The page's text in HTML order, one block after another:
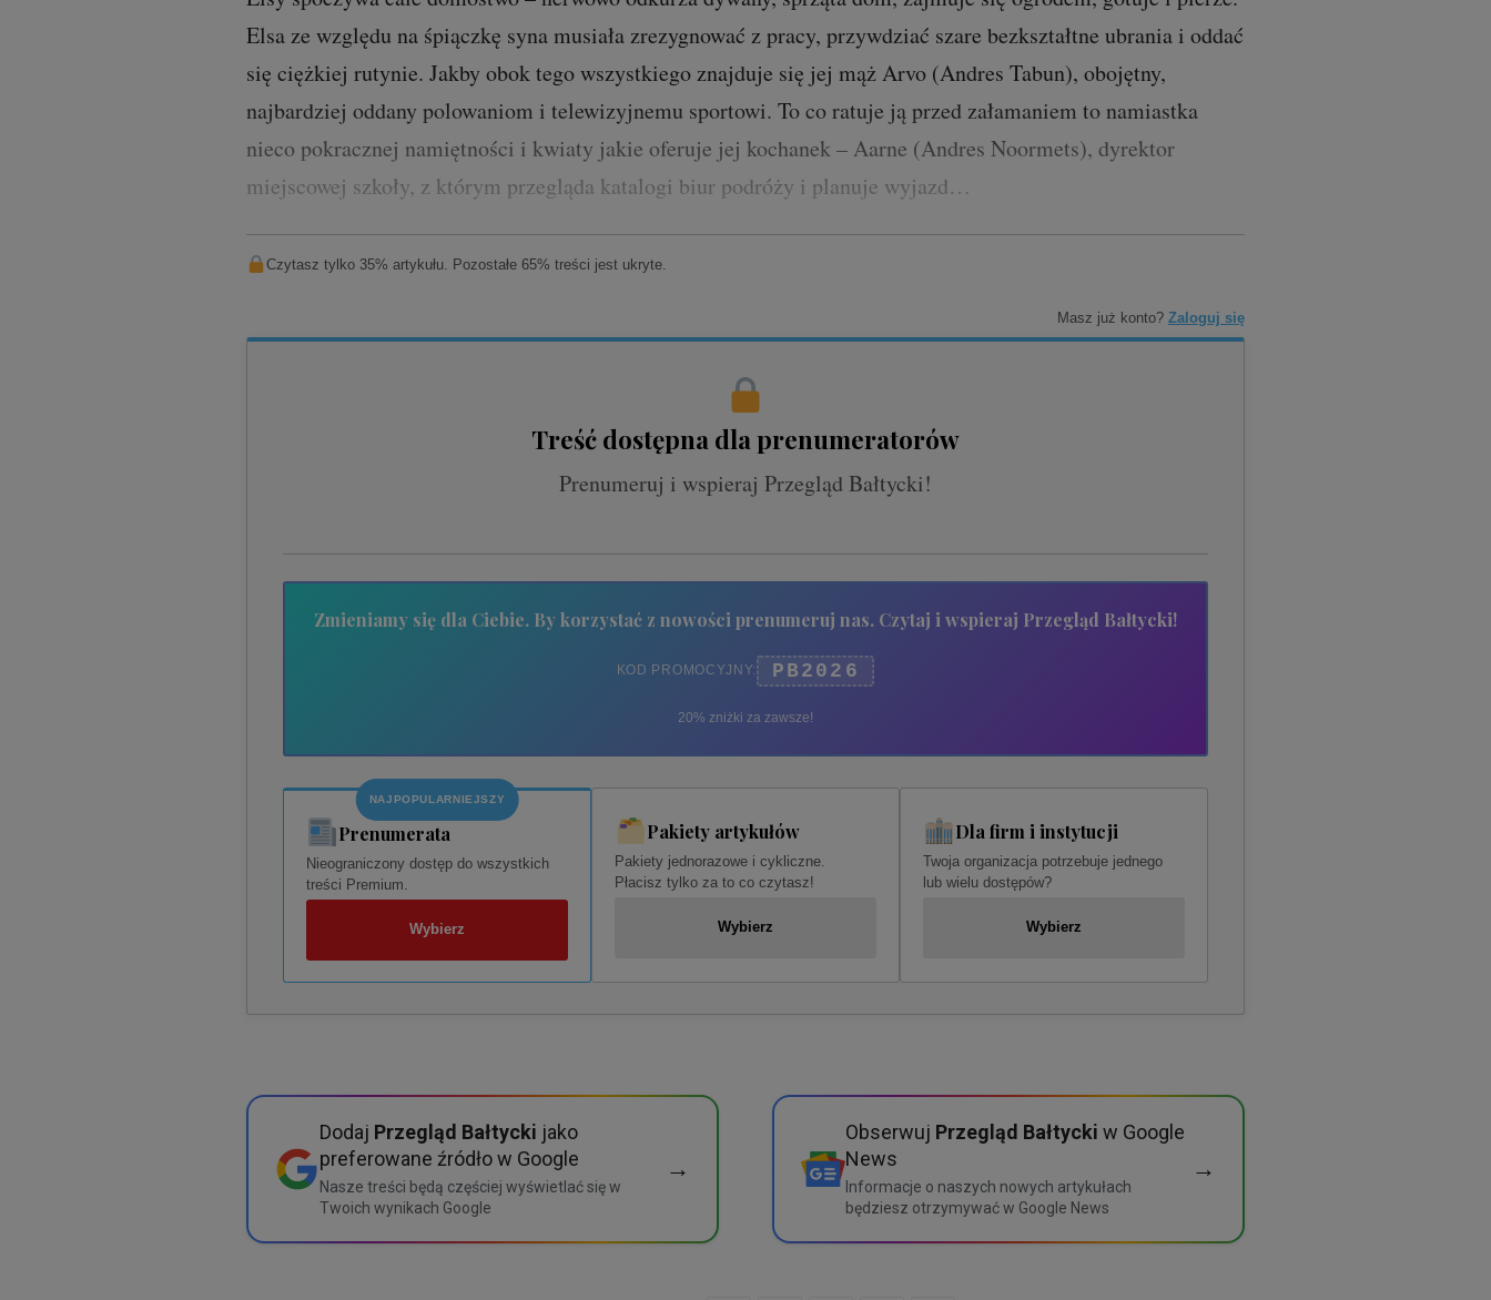
Elsa ze względu na śpiączkę syna musiała zrezygnować z pracy, przywdziać szare bezkształtne ubrania i oddać
się ciężkiej rutynie. Jakby obok tego wszystkiego znajduje się jej mąż Arvo (Andres Tabun), obojętny,
najbardziej oddany polowaniom i telewizyjnemu sportowi. To co ratuje ją przed załamaniem to namiastka
nieco pokracznej namiętności i kwiaty jakie oferuje jej kochanek – Aarne (Andres Noormets), dyrektor
miejscowej szkoły, z którym przegląda katalogi biur podróży i planuje wyjazd…
Czytasz tylko 35% artykułu. Pozostałe 65% treści jest ukryte.
Masz już konto? Zaloguj się
Treść dostępna dla prenumeratorów
Prenumeruj i wspieraj Przegląd Bałtycki!
Zmieniamy się dla Ciebie. By korzystać z nowości prenumeruj nas. Czytaj i wspieraj Przegląd Bałtycki!
KOD PROMOCYJNY: PB2026
20% zniżki za zawsze!
NAJPOPULARNIEJSZY
Prenumerata
Nieograniczony dostęp do wszystkich
treści Premium.
Wybierz
Pakiety artykułów
Pakiety jednorazowe i cykliczne.
Płacisz tylko za to co czytasz!
Wybierz
Dla firm i instytucji
Twoja organizacja potrzebuje jednego
lub wielu dostępów?
Wybierz
Dodaj Przegląd Bałtycki jako
preferowane źródło w Google
Nasze treści będą częściej wyświetlać się w
Twoich wynikach Google
→
Obserwuj Przegląd Bałtycki w Google
News
Informacje o naszych nowych artykułach
będziesz otrzymywać w Google News
→